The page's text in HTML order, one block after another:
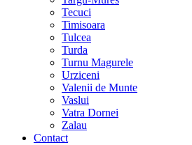
Tecuci
Timisoara
Tulcea
Turda
Turnu Magurele
Urziceni
Valenii de Munte
Vaslui
Vatra Dornei
Zalau
Contact